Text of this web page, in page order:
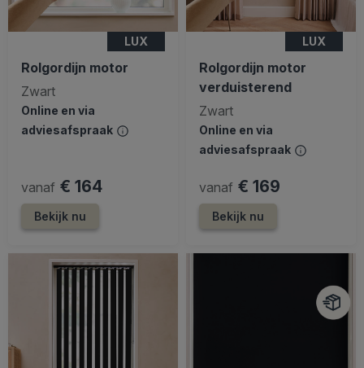
LUX
Rolgordijn motor
Zwart
Online en via
adviesafspraak
vanaf € 164
Bekijk nu
LUX
Rolgordijn motor
verduisterend
Zwart
Online en via
adviesafspraak
vanaf € 169
Bekijk nu